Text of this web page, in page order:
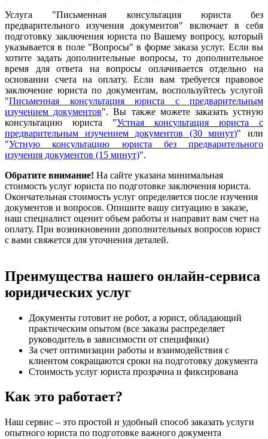
Услуга "Письменная консультация юриста без
предварительного изучения документов" включает в себя
подготовку заключения юриста по Вашему вопросу, который
указывается в поле "Вопросы" в форме заказа услуг. Если вы
хотите задать дополнительные вопросы, то дополнительное
время для ответа на вопросы оплачивается отдельно на
основании счета на оплату. Если вам требуется правовое
заключение юриста по документам, воспользуйтесь услугой
"Письменная консультация юриста с предварительным
изучением документов". Вы также можете заказать устную
консультацию юриста "Устная консультация юриста с
предварительным изучением документов (30 минут)" или
"Устную консультацию юриста без предварительного
изучения документов (15 минут)".
Обратите внимание! На сайте указана минимальная
стоимость услуг юриста по подготовке заключения юриста.
Окончательная стоимость услуг определяется после изучения
документов и вопросов. Опишите вашу ситуацию в заказе,
наш специалист оценит объем работы и направит вам счет на
оплату. При возникновении дополнительных вопросов юрист
с вами свяжется для уточнения деталей.
Преимущества нашего онлайн-сервиса
юридических услуг
Документы готовит не робот, а юрист, обладающий
практическим опытом (все заказы распределяет
руководитель в зависимости от специфики)
За счет оптимизации работы и взаимодействия с
клиентом сокращаются сроки на подготовку документа
Стоимость услуг юриста прозрачна и фиксирована
Как это работает?
Наш сервис – это простой и удобный способ заказать услуги
опытного юриста по подготовке важного документа